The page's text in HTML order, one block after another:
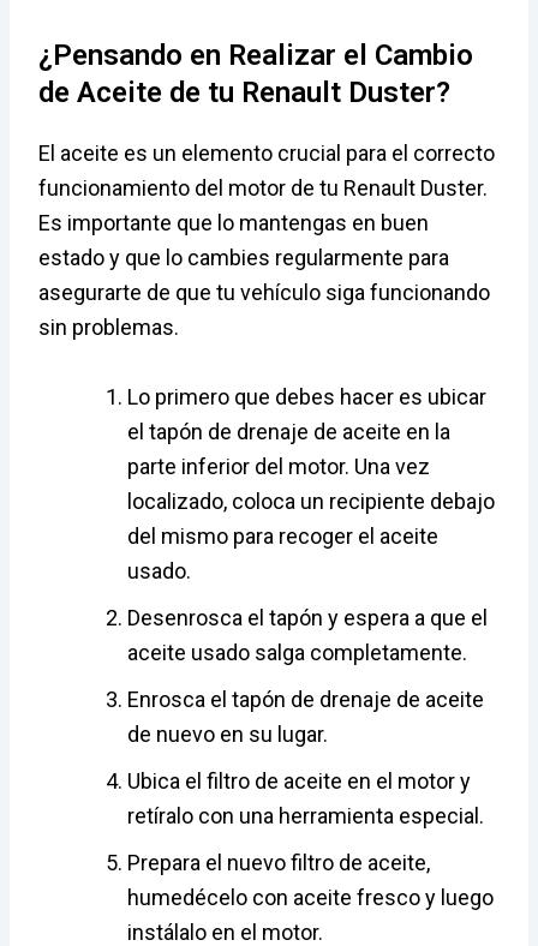
¿Pensando en Realizar el Cambio
de Aceite de tu Renault Duster?
El aceite es un elemento crucial para el correcto
funcionamiento del motor de tu Renault Duster.
Es importante que lo mantengas en buen
estado y que lo cambies regularmente para
asegurarte de que tu vehículo siga funcionando
sin problemas.
Lo primero que debes hacer es ubicar
el tapón de drenaje de aceite en la
parte inferior del motor. Una vez
localizado, coloca un recipiente debajo
del mismo para recoger el aceite
usado.
Desenrosca el tapón y espera a que el
aceite usado salga completamente.
Enrosca el tapón de drenaje de aceite
de nuevo en su lugar.
Ubica el filtro de aceite en el motor y
retíralo con una herramienta especial.
Prepara el nuevo filtro de aceite,
humedécelo con aceite fresco y luego
instálalo en el motor.